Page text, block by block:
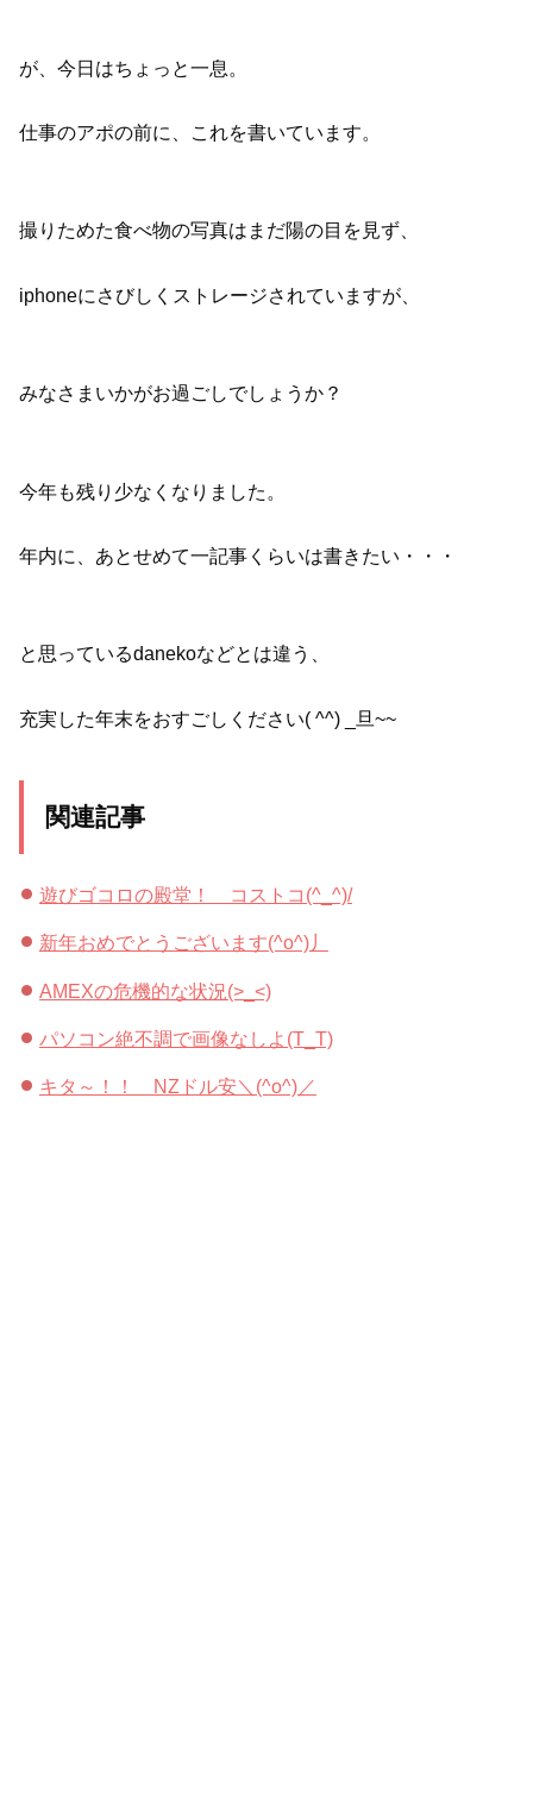
が、今日はちょっと一息。
仕事のアポの前に、これを書いています。
撮りためた食べ物の写真はまだ陽の目を見ず、
iphoneにさびしくストレージされていますが、
みなさまいかがお過ごしでしょうか？
今年も残り少なくなりました。
年内に、あとせめて一記事くらいは書きたい・・・
と思っているdanekoなどとは違う、
充実した年末をおすごしください( ^^) _旦~~
関連記事
遊びゴコロの殿堂！ コストコ(^_^)/
新年おめでとうございます(^o^)丿
AMEXの危機的な状況(>_<)
パソコン絶不調で画像なしよ(T_T)
キタ～！！ NZドル安＼(^o^)／